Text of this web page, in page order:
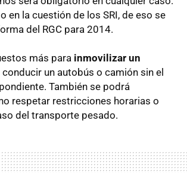
en la cuestión de los SRI, de eso se
del RGC para 2014.
más para inmovilizar un
conducir un autobús o camión sin el
También se podrá
respetar restricciones horarias o
del transporte pesado.